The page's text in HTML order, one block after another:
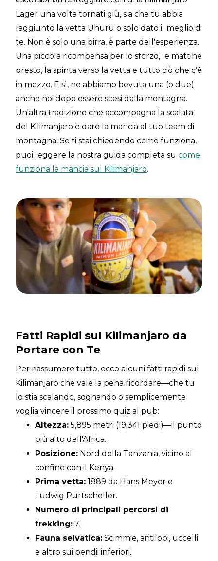
Lager una volta tornati giù, sia che tu abbia
raggiunto la vetta Uhuru o solo dato il meglio di
te. Non è solo una birra, è parte dell'esperienza.
Una piccola ricompensa per lo sforzo, le mattine
presto, la spinta verso la vetta e tutto ciò che c’è
in mezzo. E sì, ne abbiamo bevuta una (o due)
anche noi dopo essere scesi dalla montagna.
Un'altra tradizione che accompagna la scalata
del Kilimanjaro è dare la mancia al tuo team di
montagna. Se ti stai chiedendo come funziona,
puoi leggere la nostra guida completa su come
funziona la mancia sul Kilimanjaro.
Fatti Rapidi sul Kilimanjaro da
Portare con Te
Per riassumere tutto, ecco alcuni fatti rapidi sul
Kilimanjaro che vale la pena ricordare—che tu
lo stia scalando, sognando o semplicemente
voglia vincere il prossimo quiz al pub:
Altezza: 5,895 metri (19,341 piedi)—il punto
più alto dell'Africa.
Posizione: Nord della Tanzania, vicino al
confine con il Kenya.
Prima vetta: 1889 da Hans Meyer e
Ludwig Purtscheller.
Numero di principali percorsi di
trekking: 7.
Fauna selvatica: Scimmie, antilopi, uccelli
e altro sui pendii inferiori.